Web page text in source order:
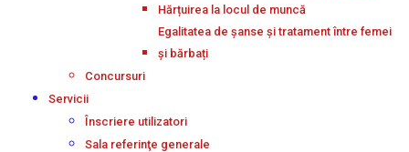
Hărțuirea la locul de muncă
Egalitatea de șanse și tratament între femei
și bărbați
Concursuri
Servicii
Înscriere utilizatori
Sala referinţe generale